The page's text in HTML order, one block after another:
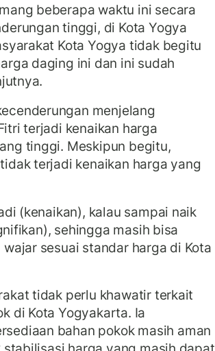
beberapa waktu ini secara
tinggi, di Kota Yogya
Kota Yogya tidak begitu
daging ini dan ini sudah
menjelang
terjadi kenaikan harga
tinggi. Meskipun begitu,
terjadi kenaikan harga yang
(kenaikan), kalau sampai naik
sehingga masih bisa
sesuai standar harga di Kota
tidak perlu khawatir terkait
di Kota Yogyakarta. Ia
bahan pokok masih aman